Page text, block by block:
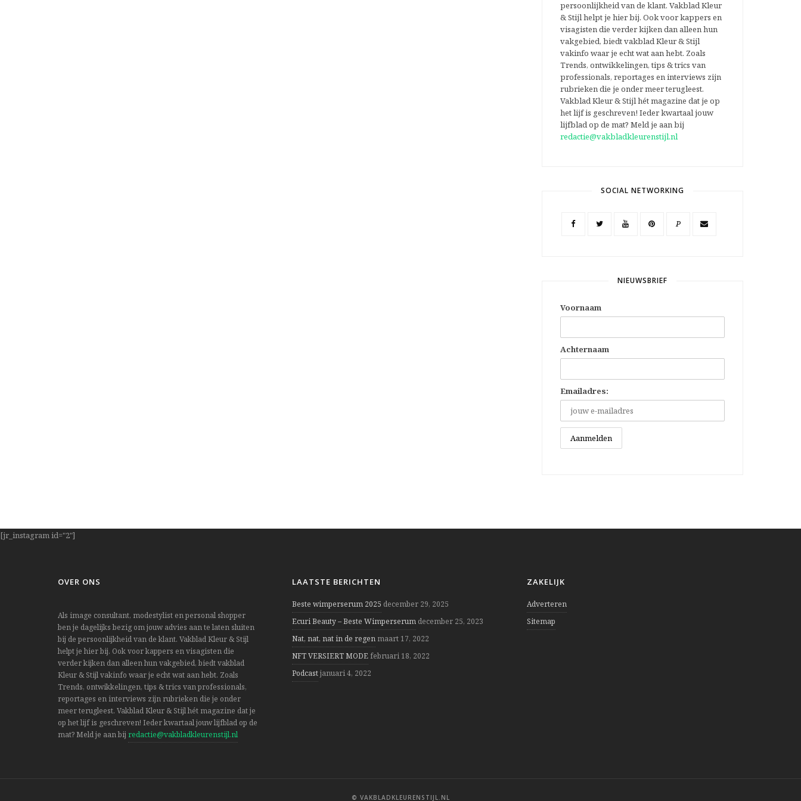
persoonlijkheid van de klant. Vakblad Kleur
& Stijl helpt je hier bij. Ook voor kappers en
visagisten die verder kijken dan alleen hun
vakgebied, biedt vakblad Kleur & Stijl
vakinfo waar je echt wat aan hebt. Zoals
Trends, ontwikkelingen, tips & trics van
professionals, reportages en interviews zijn
rubrieken die je onder meer terugleest.
Vakblad Kleur & Stijl hét magazine dat je op
het lijf is geschreven! Ieder kwartaal jouw
lijfblad op de mat? Meld je aan bij
redactie@vakbladkleurenstijl.nl
SOCIAL NETWORKING
P
NIEUWSBRIEF
Voornaam
Achternaam
Emailadres:
[jr_instagram id="2"]
OVER ONS
Als image consultant, modestylist en personal shopper
ben je dagelijks bezig om jouw advies aan te laten sluiten
bij de persoonlijkheid van de klant. Vakblad Kleur & Stijl
helpt je hier bij. Ook voor kappers en visagisten die
verder kijken dan alleen hun vakgebied, biedt vakblad
Kleur & Stijl vakinfo waar je echt wat aan hebt. Zoals
Trends, ontwikkelingen, tips & trics van professionals,
reportages en interviews zijn rubrieken die je onder
meer terugleest. Vakblad Kleur & Stijl hét magazine dat je
op het lijf is geschreven! Ieder kwartaal jouw lijfblad op de
mat? Meld je aan bij redactie@vakbladkleurenstijl.nl
LAATSTE BERICHTEN
Beste wimperserum 2025 december 29, 2025
Ecuri Beauty – Beste Wimperserum december 25, 2023
Nat, nat, nat in de regen maart 17, 2022
NFT VERSIERT MODEfebruari 18, 2022
Podcastjanuari 4, 2022
ZAKELIJK
Adverteren
Sitemap
© VAKBLADKLEURENSTIJL.NL